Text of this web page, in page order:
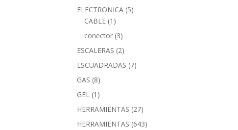
ELECTRONICA (5)
CABLE (1)
conector (3)
ESCALERAS (2)
ESCUADRADAS (7)
GAS (8)
GEL (1)
HERRAMIENTAS (27)
HERRAMIENTAS (643)